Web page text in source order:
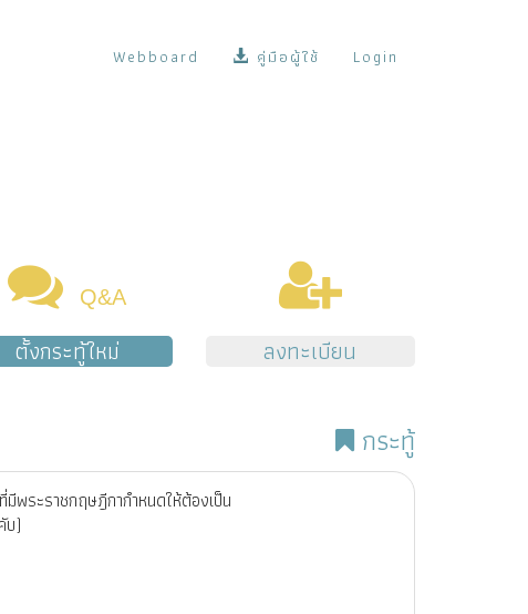
Webboard คู่มือผู้ใช้ Login
Q&A
ตั้งกระทู้ใหม่ ลงทะเบียน
กระทู้
พระราชกฤษฎีกากำหนดให้ต้องเป็น
บ)